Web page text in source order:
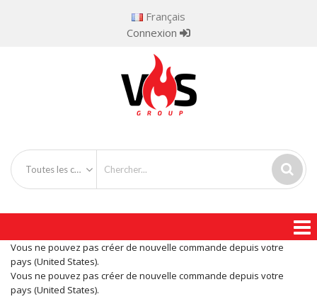
Français
Connexion
Toutes les catégories
Vous ne pouvez pas créer de nouvelle commande depuis votre
pays (United States).
Vous ne pouvez pas créer de nouvelle commande depuis votre
pays (United States).